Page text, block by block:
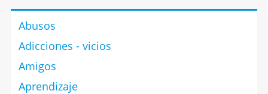
Abusos
Adicciones - vicios
Amigos
Aprendizaje